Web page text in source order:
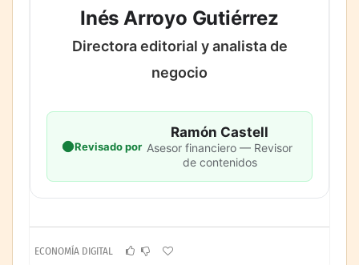
Inés Arroyo Gutiérrez
Directora editorial y analista de
negocio
Revisado por
Ramón Castell
Asesor financiero — Revisor
de contenidos
ECONOMÍA DIGITAL